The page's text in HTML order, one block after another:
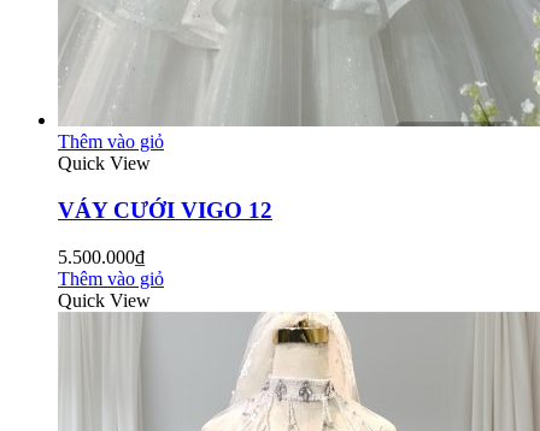
Thêm vào giỏ
Quick View
VÁY CƯỚI VIGO 12
5.500.000₫
Thêm vào giỏ
Quick View